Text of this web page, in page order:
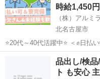
時給1,450円
（株）アルミラ
北名古屋市
⭐20代～40代活躍中⭐ ＜✊日払いOK＆勤務帯多数✊＞ 「とにかく稼ぎた
い」 「安定した生活を送りたい」 そんな方にオススメ✨ 日払
北名古屋市 倉庫
品出し/検
ト も安心